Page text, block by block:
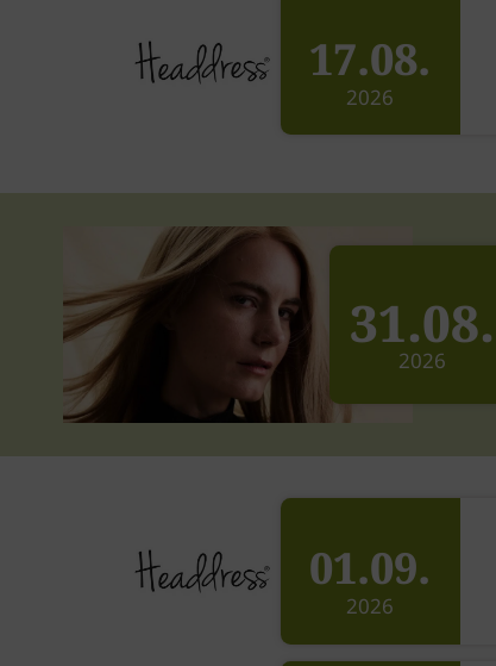
17.08.
2026
31.08.
2026
01.09.
2026